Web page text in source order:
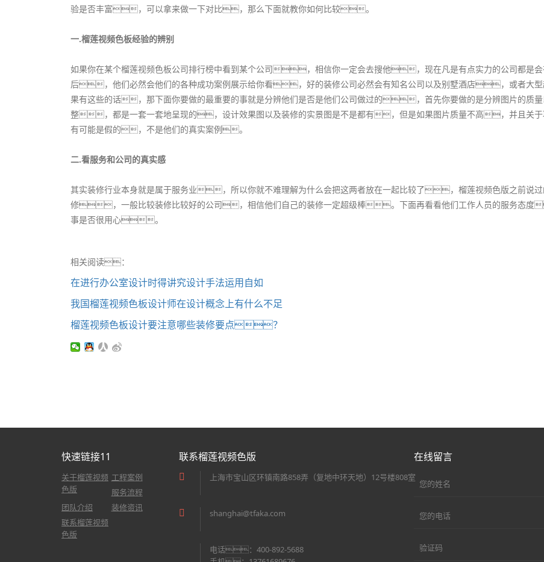
验是否丰富，可以拿来做一下对比，那么下面就教你如何比较。
一.榴莲视频色板经验的辨别
如果你在某个榴莲视频色板公司排行榜中看到某个公司，相信你一定会去搜他，现在凡是有点实力的公司都
后，他们必然会他们的各种成功案例展示给你看，好的装修公司必然会有知名公司以及别墅酒店，或者
果有这些的话，那下面你要做的最重要的事就是分辨他们是否是他们公司做过的，首先你要做的是分辨图片的质
整，都是一套一套地呈现的，设计效果图以及装修的实景图是不是都有，但是如果图片质量不高，并且关
有可能是假的，不是他们的真实案例。
二.看服务和公司的真实感
其实装修行业本身就是属于服务业，所以你就不难理解为什么会把这两者放在一起比较了，榴莲视频色版之前说过
修，一般比较装修比较好的公司，相信他们自己的装修一定超级棒。下面再看看他们工作人员的服务态
事是否很用心。
相关阅读：
在进行办公室设计时得讲究设计手法运用自如
我国榴莲视频色板设计师在设计概念上有什么不足
榴莲视频色板设计要注意哪些装修要点？
快速链接11
关于榴莲视频
色版
工程案例
服务流程
团队介绍
装修资讯
联系榴莲视频
色版
联系榴莲视频色版
上海市宝山区环镇南路858弄（复地中环天地）12号楼808室
shanghai@tfaka.com
电话：400-892-5688
在线留言